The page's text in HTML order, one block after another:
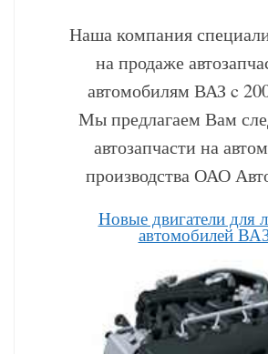
Наша компания
на продаже
автомобилям ВАЗ c
Мы предлагаем Вам
автозапчасти на
производства ОАО
Hовые двигатели для
автомобилей